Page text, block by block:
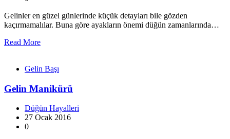
Gelinler en güzel günlerinde küçük detayları bile gözden
kaçırmamalılar. Buna göre ayakların önemi düğün zamanlarında…
Read More
Gelin Başı
Gelin Manikürü
Düğün Hayalleri
27 Ocak 2016
0